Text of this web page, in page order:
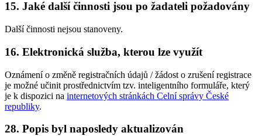
15. Jaké další činnosti jsou po žadateli požadovány
Další činnosti nejsou stanoveny.
16. Elektronická služba, kterou lze využít
Oznámení o změně registračních údajů / žádost o zrušení registrace
je možné učinit prostřednictvím tzv. inteligentního formuláře, který
je k dispozici na internetových stránkách Celní správy České
republiky.
28. Popis byl naposledy aktualizován